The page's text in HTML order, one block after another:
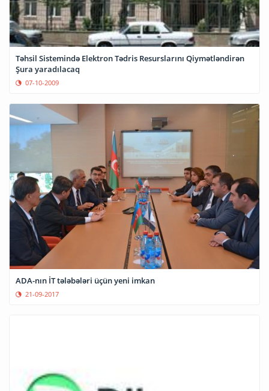
Təhsil Sistemində Elektron Tədris Resurslarını Qiymətləndirən
Şura yaradılacaq
07-10-2009
ADA-nın İT tələbələri üçün yeni imkan
21-09-2017